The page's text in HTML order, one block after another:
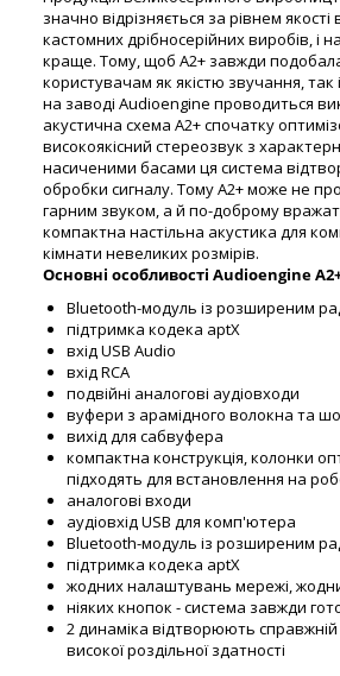
значно відрізняється за рівнем якості
кастомних дрібносерійних виробів, і
краще. Тому, щоб A2+ завжди
користувачам як якістю звучання, так
на заводі Audioengine проводиться
акустична схема A2+ спочатку
високоякісний стереозвук з
насиченими басами ця система
обробки сигналу. Тому A2+ може не
гарним звуком, а й по-доброму
компактна настільна акустика для
кімнати невеликих розмірів.
Основні особливості Audioengine
Bluetooth-модуль із розширеним
підтримка кодека aptX
вхід USB Audio
вхід RCA
подвійні аналогові аудіовходи
вуфери з арамідного волокна та
вихід для сабвуфера
компактна конструкція, колонки
підходять для встановлення на
аналогові входи
аудіовхід USB для комп'ютера
Bluetooth-модуль із розширеним
підтримка кодека aptX
жодних налаштувань мережі,
ніяких кнопок - система завжди
2 динаміка відтворюють
високої роздільної здатності